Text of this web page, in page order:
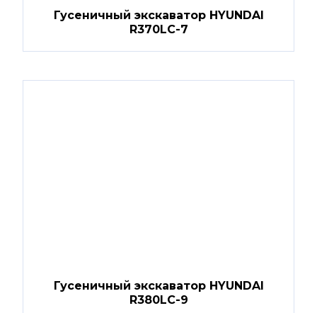
Гусеничный экскаватор HYUNDAI
R370LC-7
Гусеничный экскаватор HYUNDAI
R380LC-9